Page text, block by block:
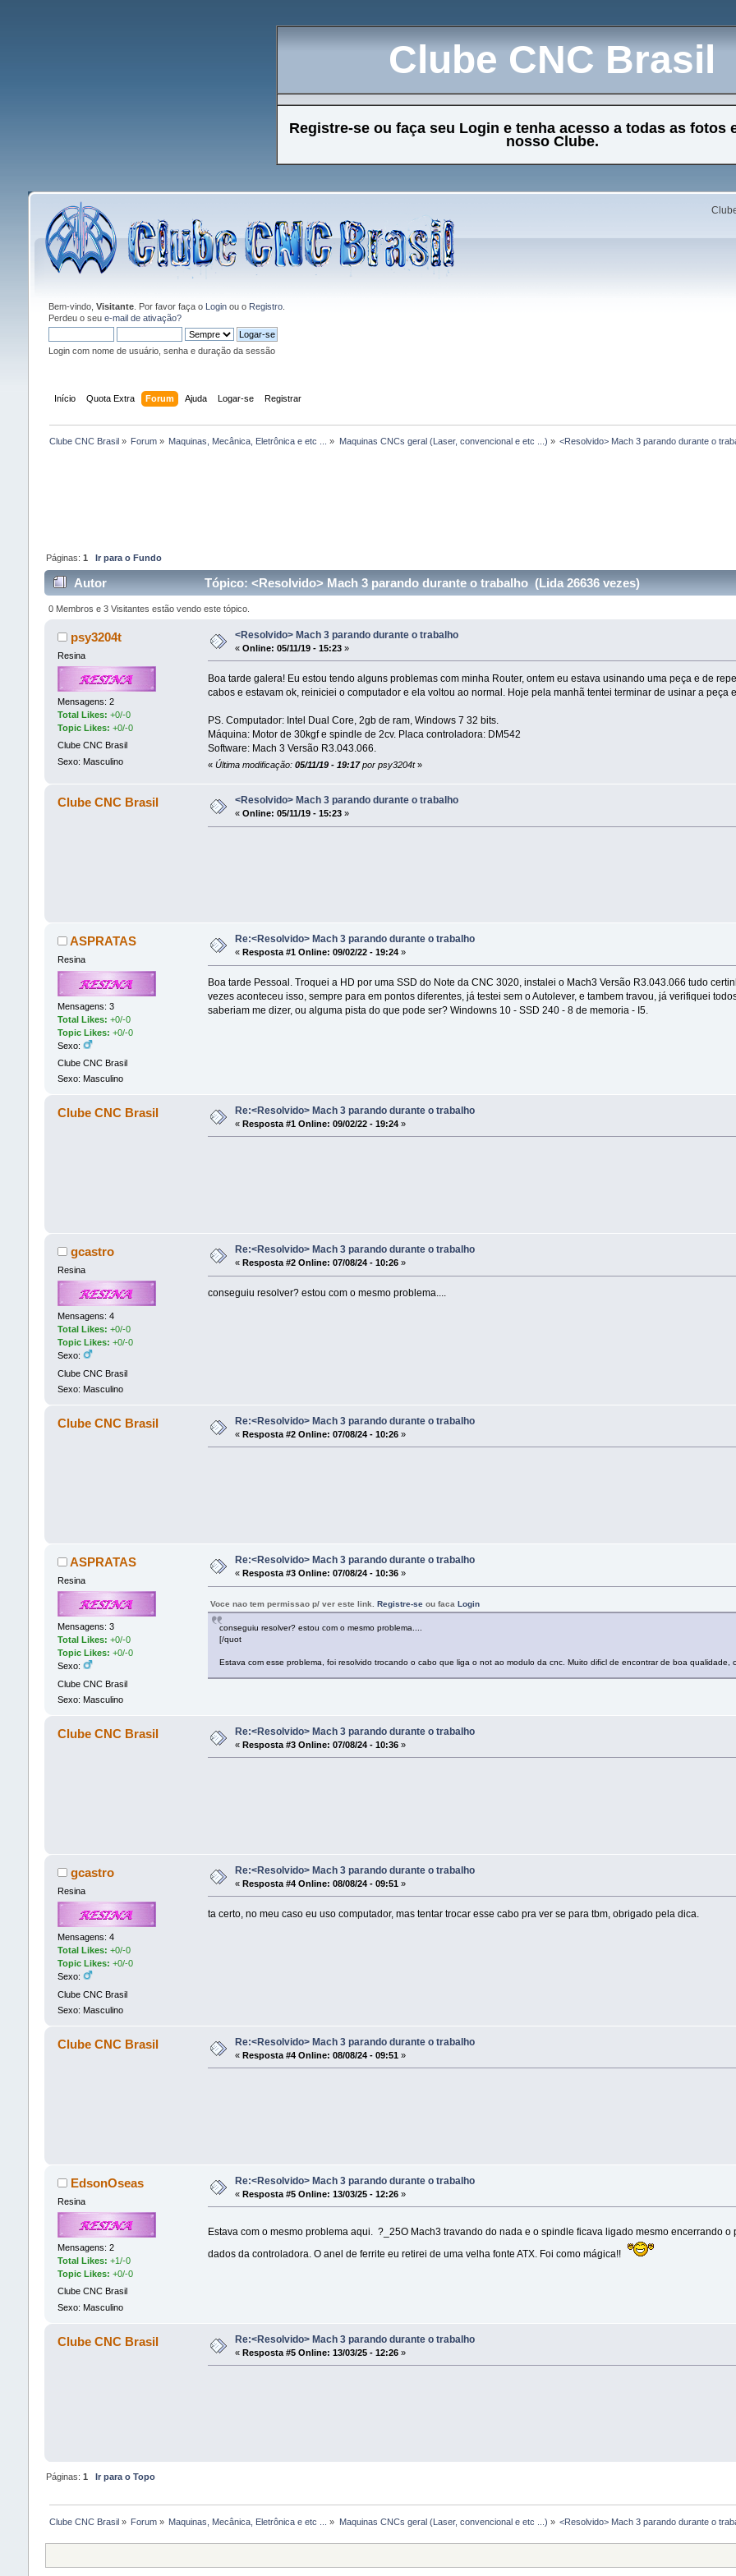
Clube CNC Brasil
Registre-se ou faça seu Login e tenha acesso a todas as fotos
nosso Clube.
Bem-vindo, Visitante. Por favor faça o Loginou o Registro.
Perdeu o seu e-mail de ativação?
Login com nome de usuário, senha e duração da sessão
Início Quota Extra Forum Ajuda Logar-se Registrar
Clube CNC Brasil» Forum » Maquinas, Mecânica, Eletrônica e etc ... » Maquinas CNCs geral (Laser, convencional e etc ...) » <Resolvido> Mach 3 parando durante o
Páginas: 1 Ir para o Fundo
Autor Tópico: <Resolvido> Mach 3 parando durante o trabalho (Lida 26636 vezes)
0 Membros e 3 Visitantes estão vendo este tópico.
psy3204t
Resina
Mensagens: 2
Total Likes: +0/-0
Topic Likes: +0/-0
Clube CNC Brasil
Sexo: Masculino
<Resolvido> Mach 3 parando durante o trabalho
« Online: 05/11/19 - 15:23»
Boa tarde galera! Eu estou tendo alguns problemas com minha Router, ontem eu estava usinando uma peça e de
cabos e estavam ok, reiniciei o computador e ela voltou ao normal. Hoje pela manhã tentei terminar de usinar a peça
PS. Computador: Intel Dual Core, 2gb de ram, Windows 7 32 bits.
Máquina: Motor de 30kgf e spindle de 2cv. Placa controladora: DM542
Software: Mach 3 Versão R3.043.066.
«Última modificação:05/11/19 - 19:17por psy3204t»
Clube CNC Brasil <Resolvido> Mach 3 parando durante o trabalho
« Online: 05/11/19 - 15:23»
ASPRATAS
Resina
Mensagens: 3
Total Likes: +0/-0
Topic Likes: +0/-0
Sexo:
Clube CNC Brasil
Sexo: Masculino
Re:<Resolvido> Mach 3 parando durante o trabalho
« Resposta #1 Online: 09/02/22 - 19:24»
Boa tarde Pessoal. Troquei a HD por uma SSD do Note da CNC 3020, instalei o Mach3 Versão R3.043.066 tudo
vezes aconteceu isso, sempre para em pontos diferentes, já testei sem o Autolever, e tambem travou, já verifiquei
saberiam me dizer, ou alguma pista do que pode ser? Windowns 10 - SSD 240 - 8 de memoria - I5.
Clube CNC Brasil Re:<Resolvido> Mach 3 parando durante o trabalho
« Resposta #1 Online: 09/02/22 - 19:24»
gcastro
Resina
Mensagens: 4
Total Likes: +0/-0
Topic Likes: +0/-0
Sexo:
Clube CNC Brasil
Sexo: Masculino
Re:<Resolvido> Mach 3 parando durante o trabalho
« Resposta #2 Online: 07/08/24 - 10:26»
conseguiu resolver? estou com o mesmo problema....
Clube CNC Brasil Re:<Resolvido> Mach 3 parando durante o trabalho
« Resposta #2 Online: 07/08/24 - 10:26»
ASPRATAS
Resina
Mensagens: 3
Total Likes: +0/-0
Topic Likes: +0/-0
Sexo:
Clube CNC Brasil
Sexo: Masculino
Re:<Resolvido> Mach 3 parando durante o trabalho
« Resposta #3 Online: 07/08/24 - 10:36»
Voce nao tem permissao p/ ver este link.Registre-se ou facaLogin
conseguiu resolver? estou com o mesmo problema....
[/quot
Estava com esse problema, foi resolvido trocando o cabo que liga o not ao modulo da cnc. Muito dificl de encontrar de boa qualidade,
Clube CNC Brasil Re:<Resolvido> Mach 3 parando durante o trabalho
« Resposta #3 Online: 07/08/24 - 10:36»
gcastro
Resina
Mensagens: 4
Total Likes: +0/-0
Topic Likes: +0/-0
Sexo:
Clube CNC Brasil
Sexo: Masculino
Re:<Resolvido> Mach 3 parando durante o trabalho
« Resposta #4 Online: 08/08/24 - 09:51»
ta certo, no meu caso eu uso computador, mas tentar trocar esse cabo pra ver se para tbm, obrigado pela dica.
Clube CNC Brasil Re:<Resolvido> Mach 3 parando durante o trabalho
« Resposta #4 Online: 08/08/24 - 09:51»
EdsonOseas
Resina
Mensagens: 2
Total Likes: +1/-0
Topic Likes: +0/-0
Clube CNC Brasil
Sexo: Masculino
Re:<Resolvido> Mach 3 parando durante o trabalho
« Resposta #5 Online: 13/03/25 - 12:26»
Estava com o mesmo problema aqui. ?_25O Mach3 travando do nada e o spindle ficava ligado mesmo encerrando
dados da controladora. O anel de ferrite eu retirei de uma velha fonte ATX. Foi como mágica!!
Clube CNC Brasil Re:<Resolvido> Mach 3 parando durante o trabalho
« Resposta #5 Online: 13/03/25 - 12:26»
Páginas: 1
Ir para o Topo
Clube CNC Brasil» Forum » Maquinas, Mecânica, Eletrônica e etc ... » Maquinas CNCs geral (Laser, convencional e etc ...) » <Resolvido> Mach 3 parando durante o